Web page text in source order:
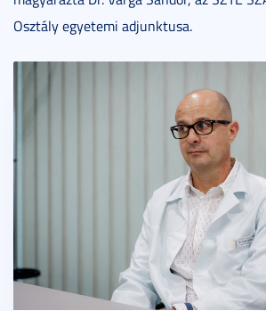
Osztály egyetemi adjunktusa.